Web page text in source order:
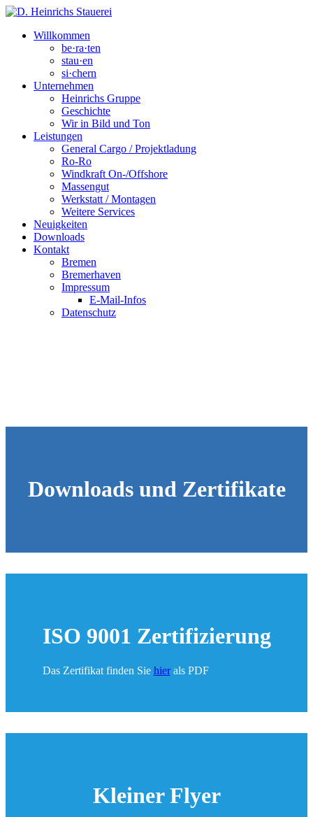
Willkommen
be·ra·ten
stau·en
si·chern
Unternehmen
Heinrichs Gruppe
Geschichte
Wir in Bild und Ton
Leistungen
General Cargo / Projektladung
Ro-Ro
Windkraft On-/Offshore
Massengut
Werkstatt / Montagen
Weitere Services
Neuigkeiten
Downloads
Kontakt
Bremen
Bremerhaven
Impressum
E-Mail-Infos
Datenschutz
Downloads und Zertifikate
ISO 9001 Zertifizierung
Das Zertifikat finden Sie hierals PDF
Kleiner Flyer